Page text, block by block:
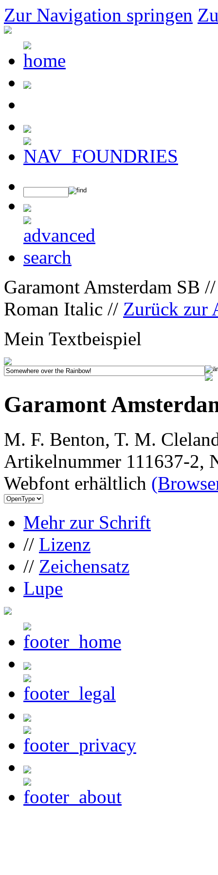
Zur Navigation springen
Garamont Amsterdam SB
Roman Italic // Zurück zur
Mein Textbeispiel
Garamont
M. F. Benton, T. M.
Artikelnummer 111637-2,
Webfont erhältlich
Mehr zur Schrift
// Lizenz
// Zeichensatz
Lupe